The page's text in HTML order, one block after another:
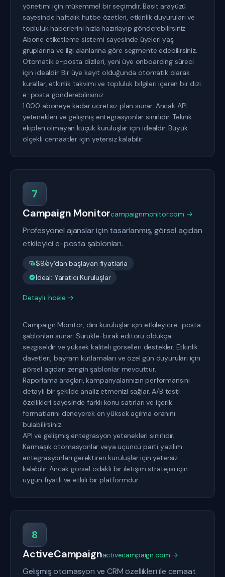
yönetimi için mükemmel bir seçimdir. Basit arayüzü
sayesinde haftalık hutbe özetleri, etkinlik duyuruları ve
topluluk haberlerini hızla hazırlayıp gönderebilirsiniz.
Abone etiketleme sistemi sayesinde üyeleri yaş
gruplarına ve ilgi alanlarına göre segmente edebilirsiniz.
Otomatik e-posta dizileri, yeni üye onboarding süreci
için idealdir. Bir üye kayıt olduğunda otomatik olarak
kurallar, etkinlik takvimi ve topluluk bilgileri içeren bir dizi
e-posta gönderebilirsiniz.
1.000 aboneye kadar ücretsiz plan sunar. Ancak API
yetenekleri ve gelişmiş entegrasyonlar sınırlıdır. Teknik
ekipleri olmayan küçük kuruluşlar için idealdir. Büyük
ölçekli cemaatler için yetersiz kalabilir.
7
Campaign Monitorcampaignmonitor.com →
Profesyonel ajanslar için tasarlanmış, görsel açıdan
etkileyici e-posta şablonları.
$9/ay'dan başlayan fiyatlarla
İdeal: Yaratıcı Kuruluşlar
Detaylı İncele →
Campaign Monitor, dini kuruluşlar için etkileyici e-posta
şablonları sunar. Sürükle-bırak editörü oldukça
sezgiseldir ve yüksek kaliteli görselleri destekler. Etkinlik
davetleri, bayram kutlamaları ve özel gün duyuruları için
görsel açıdan zengin şablonlar mevcuttur.
Raporlama araçları, kampanyalarınızın performansını
detaylı bir şekilde analiz etmenizi sağlar. A/B testi
özellikleri sayesinde farklı konu satırları ve içerik
formatlarını deneyerek en yüksek açılma oranını
bulabilirsiniz.
API ve gelişmiş entegrasyon yetenekleri sınırlıdır.
Karmaşık otomasyonlar veya üçüncü parti yazılım
entegrasyonları gerektiren kuruluşlar için yetersiz
kalabilir. Ancak görsel odaklı bir iletişim stratejisi için
uygun fiyatlı ve etkili bir platformdur.
8
ActiveCampaignactivecampaign.com →
Gelişmiş otomasyon ve CRM özellikleri ile cemaat